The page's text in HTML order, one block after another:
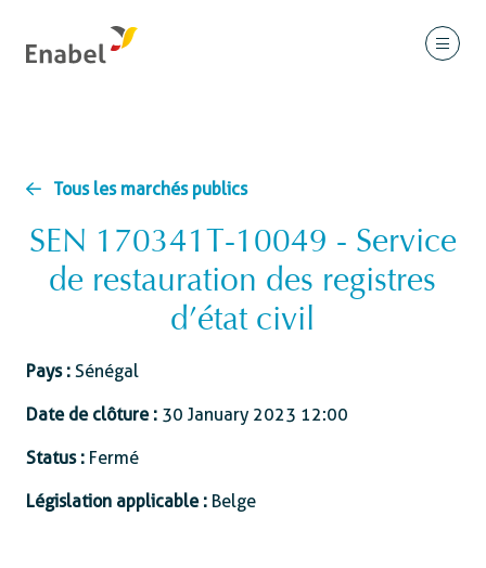
Tous les marchés publics
SEN 170341T-10049 - Service
de restauration des registres
d’état civil
Pays : Sénégal
Date de clôture : 30 January 2023 12:00
Status : Fermé
Législation applicable : Belge